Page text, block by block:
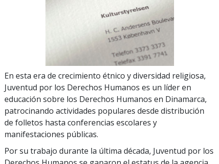
En esta era de crecimiento étnico y diversidad religiosa,
Juventud por los Derechos Humanos es un líder en
educación sobre los Derechos Humanos en Dinamarca,
patrocinando actividades populares desde distribución
de folletos hasta conferencias escolares y
manifestaciones públicas.
Por su trabajo durante la última década, Juventud por los